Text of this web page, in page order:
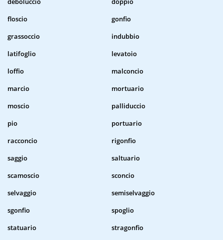
floscio
gonfio
grassoccio
indubbio
latifoglio
levatoio
loffio
malconcio
marcio
mortuario
moscio
palliduccio
pio
portuario
racconcio
rigonfio
saggio
saltuario
scamoscio
sconcio
selvaggio
semiselvaggio
sgonfio
spoglio
statuario
stragonfio